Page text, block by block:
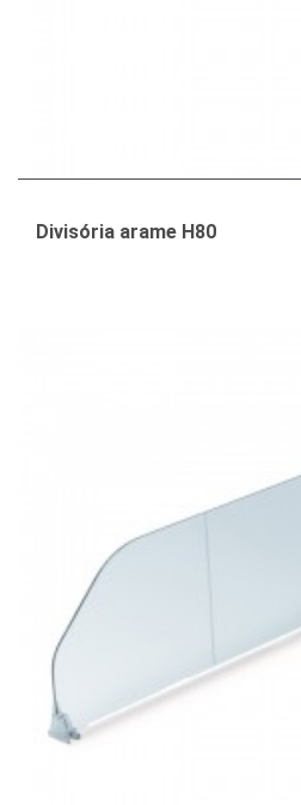
Divisória arame H80